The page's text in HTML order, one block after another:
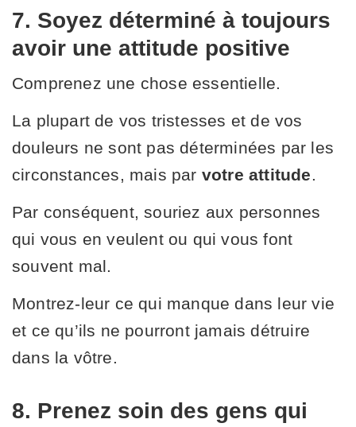
7. Soyez déterminé à toujours
avoir une attitude positive
Comprenez une chose essentielle.
La plupart de vos tristesses et de vos
douleurs ne sont pas déterminées par les
circonstances, mais par votre attitude
Par conséquent, souriez aux personnes
qui vous en veulent ou qui vous font
souvent mal.
Montrez-leur ce qui manque dans leur vie
et ce qu’ils ne pourront jamais détruire
dans la vôtre.
8. Prenez soin des gens qui